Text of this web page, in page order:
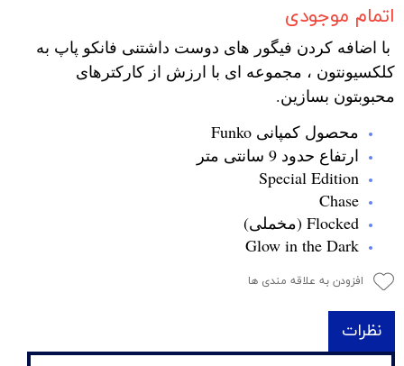
اتمام موجودی
با اضافه کردن فیگور های دوست داشتنی فانکو پاپ به
کلکسیونتون ، مجموعه ای با ارزش از کارکترهای
محبوبتون بسازین.
محصول کمپانی Funko
ارتفاع حدود 9 سانتی متر
Special Edition
Chase
Flocked (مخملی)
Glow in the Dark
افزودن به علاقه مندی ها
نظرات